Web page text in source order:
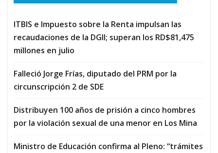
ITBIS e Impuesto sobre la Renta impulsan las
recaudaciones de la DGII; superan los RD$81,475
millones en julio
Falleció Jorge Frías, diputado del PRM por la
circunscripción 2 de SDE
Distribuyen 100 años de prisión a cinco hombres
por la violación sexual de una menor en Los Mina
Ministro de Educación confirma al Pleno: “trámites